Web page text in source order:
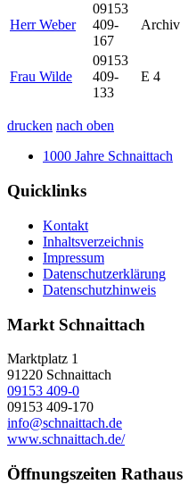
Herr Weber
09153
409-
167
Archiv
Frau Wilde
09153
409-
133
E 4
drucken nach oben
1000 Jahre Schnaittach
Quicklinks
Kontakt
Inhaltsverzeichnis
Impressum
Datenschutzerklärung
Datenschutzhinweis
Markt Schnaittach
Marktplatz 1
91220 Schnaittach
09153 409-0
09153 409-170
info@schnaittach.de
www.schnaittach.de/
Öffnungszeiten Rathaus